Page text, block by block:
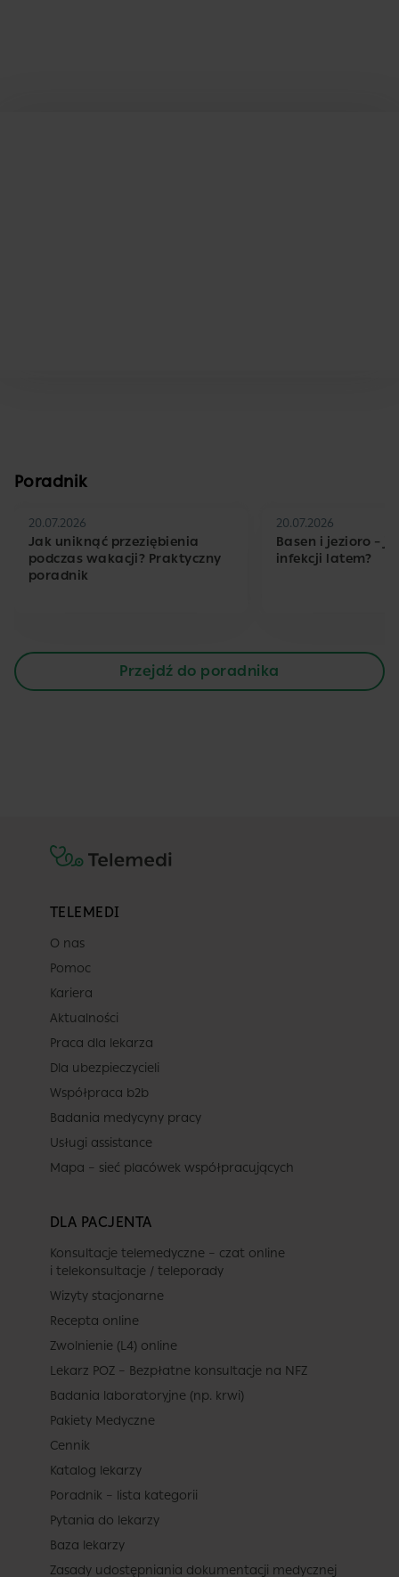
Poradnik
20.07.2026
Jak uniknąć przeziębienia
podczas wakacji? Praktyczny
poradnik
20.07.2026
Basen i jezioro –
infekcji latem?
Przejdź do poradnika
TELEMEDI
O nas
Pomoc
Kariera
Aktualności
Praca dla lekarza
Dla ubezpieczycieli
Współpraca b2b
Badania medycyny pracy
Usługi assistance
Mapa – sieć placówek współpracujących
DLA PACJENTA
Konsultacje telemedyczne – czat online
i telekonsultacje / teleporady
Wizyty stacjonarne
Recepta online
Zwolnienie (L4) online
Lekarz POZ – Bezpłatne konsultacje na NFZ
Badania laboratoryjne (np. krwi)
Pakiety Medyczne
Cennik
Katalog lekarzy
Poradnik – lista kategorii
Pytania do lekarzy
Baza lekarzy
Zasady udostępniania dokumentacji medycznej